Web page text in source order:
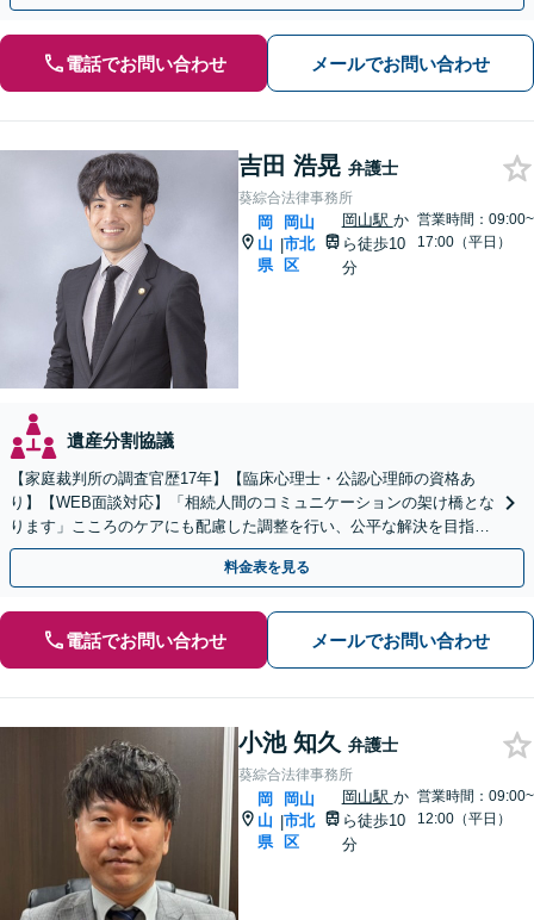
電話でお問い合わせ メールでお問い合わせ
吉田 浩晃 弁護士
葵綜合法律事務所
岡
山
県
|
岡山
市北
区
岡山駅 か
ら徒歩10
分
営業時間：09:00~
17:00（平日）
遺産分割協議
【家庭裁判所の調査官歴17年】【臨床心理士・公認心理師の資格あ
り】【WEB面談対応】「相続人間のコミュニケーションの架け橋とな
ります」こころのケアにも配慮した調整を行い、公平な解決を目指し
ます「成年後見・未成年後見のご相談にも対応」
料金表を見る
電話でお問い合わせ メールでお問い合わせ
小池 知久 弁護士
葵綜合法律事務所
岡
山
県
|
岡山
市北
区
岡山駅 か
ら徒歩10
分
営業時間：09:00~
12:00（平日）